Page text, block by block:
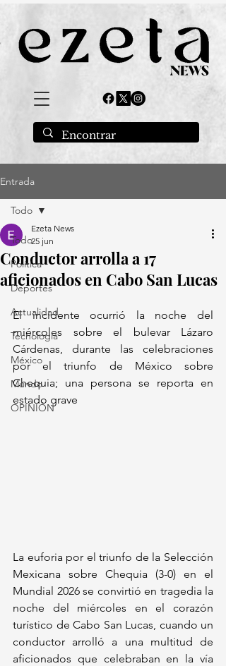
Entrada
Todo
Política
Deportes
Actualidad
Tecnología
México
Mundo
OPINIÓN
Todo
Conductor arrolla a 17
aficionados en Cabo San Lucas
Ezeta News
25 jun
El incidente ocurrió la noche del
miércoles sobre el bulevar Lázaro
Cárdenas, durante las celebraciones
por el triunfo de México sobre
Chequia; una persona se reporta en
estado grave
La euforia por el triunfo de la Selección
Mexicana sobre Chequia (3-0) en el
Mundial 2026 se convirtió en tragedia la
noche del miércoles en el corazón
turístico de Cabo San Lucas, cuando un
conductor arrolló a una multitud de
aficionados que celebraban en la vía